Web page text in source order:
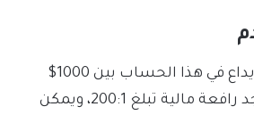
يتراوح الحد الأدنى للإيداع في هذا الحساب بين 1000$
وحتى 4000$، كما يوجد رافعة مالية تبلغ 200:1، ويمكن